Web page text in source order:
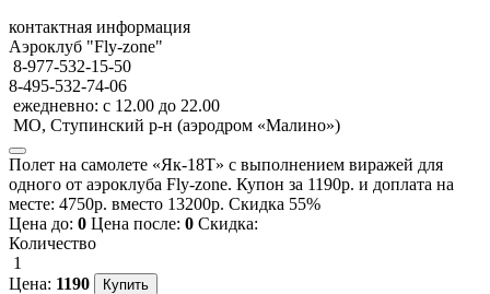
контактная информация
Аэроклуб "Fly-zone"
8-977-532-15-50
8-495-532-74-06
ежедневно: с 12.00 до 22.00
МО, Ступинский р-н (аэродром «Малино»)
Полет на самолете «Як-18Т» с выполнением виражей для
одного от аэроклуба Fly-zone. Купон за 1190р. и доплата на
месте: 4750р. вместо 13200р. Скидка 55%
Цена до: 0 Цена после: 0 Скидка:
Количество
1
Цена: 1190